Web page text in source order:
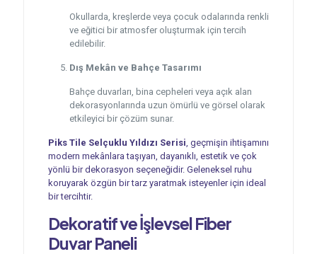
Okullarda, kreşlerde veya çocuk odalarında renkli
ve eğitici bir atmosfer oluşturmak için tercih
edilebilir.
Dış Mekân ve Bahçe Tasarımı
Bahçe duvarları, bina cepheleri veya açık alan
dekorasyonlarında uzun ömürlü ve görsel olarak
etkileyici bir çözüm sunar.
Piks Tile Selçuklu Yıldızı Serisi , geçmişin ihtişamını
modern mekânlara taşıyan, dayanıklı, estetik ve çok
yönlü bir dekorasyon seçeneğidir. Geleneksel ruhu
koruyarak özgün bir tarz yaratmak isteyenler için ideal
bir tercihtir.
Dekoratif ve İşlevselFiber
Duvar Paneli